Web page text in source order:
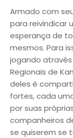
Armado com
para reivindicar
esperança de
mesmos. Para
jogando
Regionais de
deles é
fortes, cada
por suas
companheiros
se quiserem se